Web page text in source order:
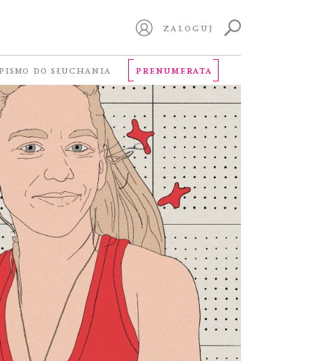
ZALOGUJ
DO SŁUCHANIA PRENUMERATA